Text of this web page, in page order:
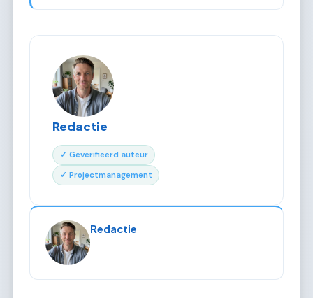
Redactie
✓ Geverifieerd auteur
✓ Projectmanagement
Redactie